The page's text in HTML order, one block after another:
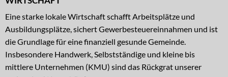
Eine starke lokale Wirtschaft schafft Arbeitsplätze und
Ausbildungsplätze, sichert Gewerbesteuereinnahmen und ist
die Grundlage für eine finanziell gesunde Gemeinde.
Insbesondere Handwerk, Selbstständige und kleine bis
mittlere Unternehmen (KMU) sind das Rückgrat unserer